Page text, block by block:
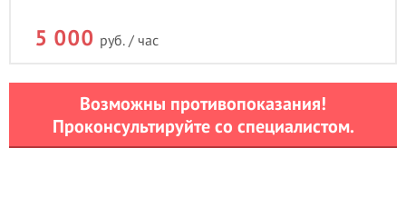
5 000 руб. / час
Возможны противопоказания!
Проконсультируйте со специалистом.